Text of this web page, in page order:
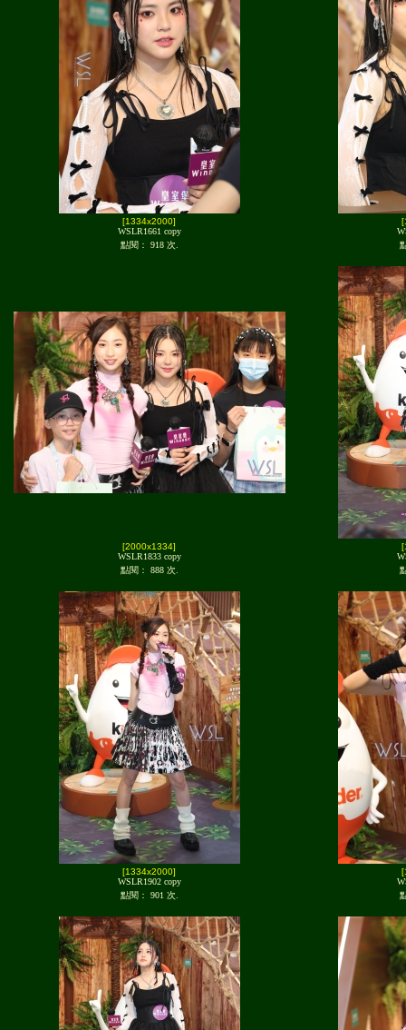
[1334x2000]
WSLR1661 copy
點閱： 918 次.
[2000x1334]
WSLR1833 copy
點閱： 888 次.
[1334x2000]
WSLR1902 copy
點閱： 901 次.